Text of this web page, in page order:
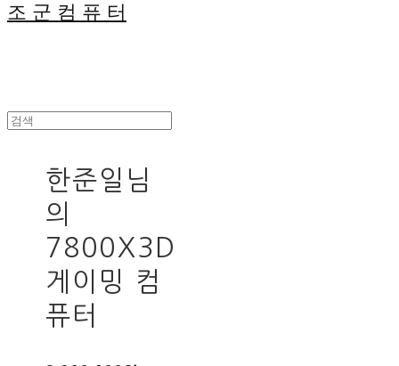
조 군 컴 퓨 터
한준일님
의
7800X3D
게이밍 컴
퓨터